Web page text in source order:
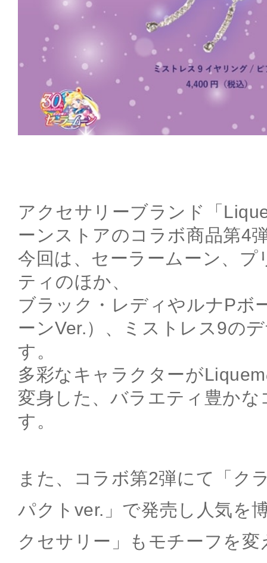
アクセサリーブランド「
ーンストアのコラボ商品第4
今回は、セーラームーン、プ
ティのほか、
ブラック・レディやルナPボ
ーンVer.）、ミストレス9の
す。
多彩なキャラクターが
変身した、バラエティ豊か
す。
また、コラボ第2弾にて「ク
パクトver.」で発売し人気を
クセサリー」もモチーフを変